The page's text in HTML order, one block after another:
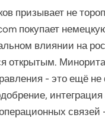
призывает не
покупает
влиянии на
открытым.
- это ещё не
интеграция
связей